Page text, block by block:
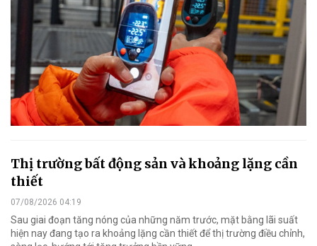
Thị trường bất động sản và khoảng lặng cần
thiết
07/08/2026 04:19
Sau giai đoạn tăng nóng của những năm trước, mặt bằng lãi suất
hiện nay đang tạo ra khoảng lặng cần thiết để thị trường điều chỉnh,